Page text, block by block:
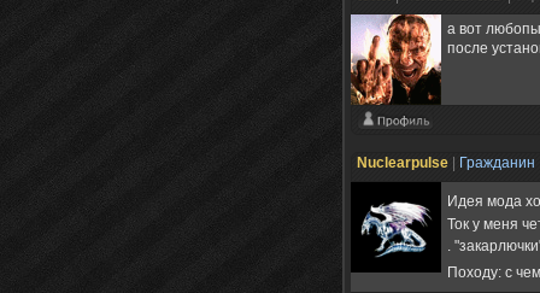
а вот
после
Nuclearpulse Гражданин
Идея мода
Ток у меня
.
Походу: с